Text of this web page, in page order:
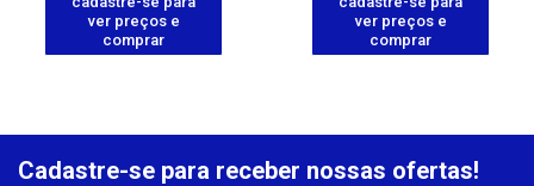
ver preços e
comprar
ver preços e
comprar
Cadastre-se para receber nossas ofertas!